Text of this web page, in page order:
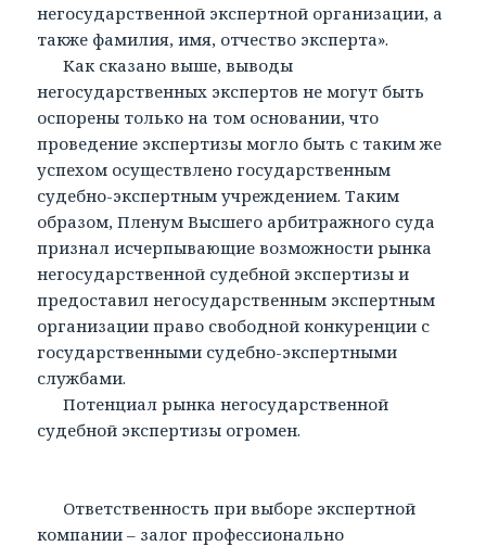
негосударственной экспертной организации, а
также фамилия, имя, отчество эксперта».
Как сказано выше, выводы
негосударственных экспертов не могут быть
оспорены только на том основании, что
проведение экспертизы могло быть с таким же
успехом осуществлено государственным
судебно-экспертным учреждением. Таким
образом, Пленум Высшего арбитражного суда
признал исчерпывающие возможности рынка
негосударственной судебной экспертизы и
предоставил негосударственным экспертным
организации право свободной конкуренции с
государственными судебно-экспертными
службами.
Потенциал рынка негосударственной
судебной экспертизы огромен.
Ответственность при выборе экспертной
компании – залог профессионально